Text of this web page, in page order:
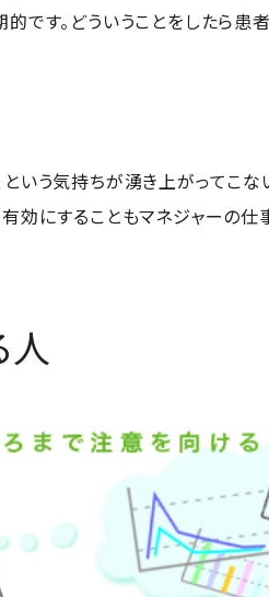
です。どういうことをしたら
いう気持ちが湧き上がってこ
効にすることもマネジャーの仕